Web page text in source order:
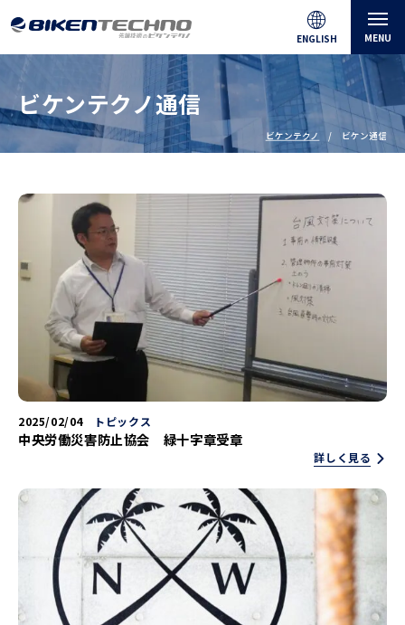
ENGLISH MENU
ビケンテクノ通信
ビケンテクノ ビケン通信
2025/02/04 トピックス
中央労働災害防止協会 緑十字章受章
詳しく見る